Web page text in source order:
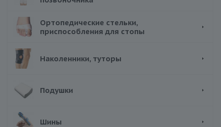
Ортопедические стельки,
приспособления для стопы
Наколенники, туторы
Подушки
Шины